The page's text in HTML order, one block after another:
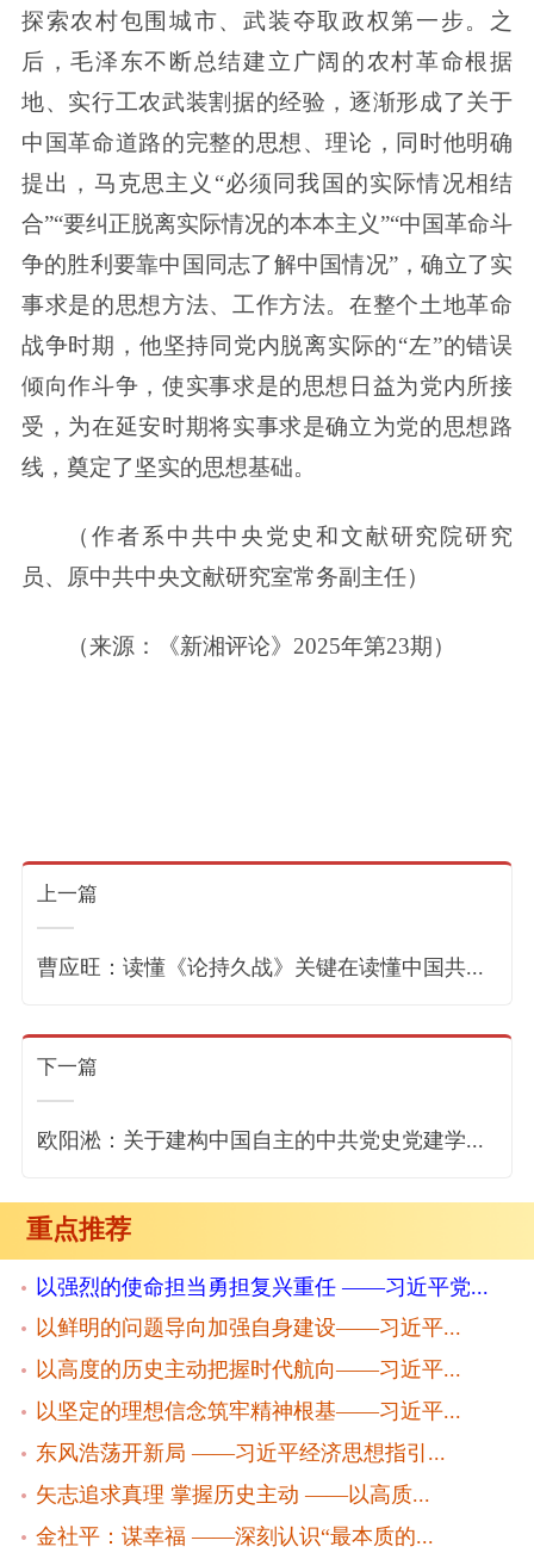
探索农村包围城市、武装夺取政权第一步。之
后，毛泽东不断总结建立广阔的农村革命根据
地、实行工农武装割据的经验，逐渐形成了关于
中国革命道路的完整的思想、理论，同时他明确
提出，马克思主义“必须同我国的实际情况相结
合”“要纠正脱离实际情况的本本主义”“中国革命斗
争的胜利要靠中国同志了解中国情况”，确立了实
事求是的思想方法、工作方法。在整个土地革命
战争时期，他坚持同党内脱离实际的“左”的错误
倾向作斗争，使实事求是的思想日益为党内所接
受，为在延安时期将实事求是确立为党的思想路
线，奠定了坚实的思想基础。
（作者系中共中央党史和文献研究院研究
员、原中共中央文献研究室常务副主任）
（来源：《新湘评论》2025年第23期）
上一篇
曹应旺：读懂《论持久战》关键在读懂中国共...
下一篇
欧阳淞：关于建构中国自主的中共党史党建学...
重点推荐
以强烈的使命担当勇担复兴重任 ——习近平党...
以鲜明的问题导向加强自身建设——习近平...
以高度的历史主动把握时代航向——习近平...
以坚定的理想信念筑牢精神根基——习近平...
东风浩荡开新局 ——习近平经济思想指引...
矢志追求真理 掌握历史主动 ——以高质...
金社平：谋幸福 ——深刻认识“最本质的...